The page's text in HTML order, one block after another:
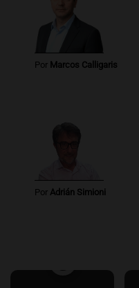
Por Marcos Calligaris
Por Adrián Simioni